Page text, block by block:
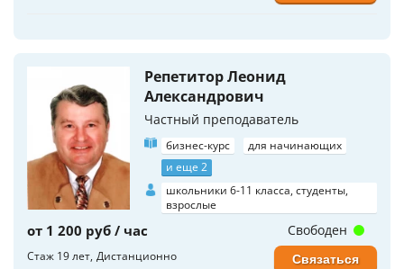
Репетитор Леонид
Александрович
Частный преподаватель
бизнес-курс
для начинающих
и еще 2
школьники 6-11 класса, студенты,
взрослые
от 1 200 руб / час
Стаж 19 лет Дистанционно
Свободен
Связаться